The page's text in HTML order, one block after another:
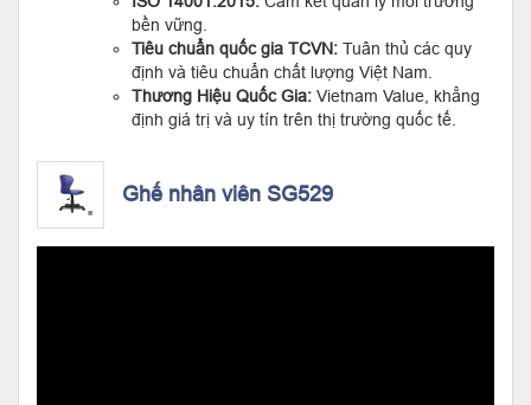
bền vững.
Tiêu chuẩn quốc gia TCVN: Tuân thủ các quy
định và tiêu chuẩn chất lượng Việt Nam.
Thương Hiệu Quốc Gia: Vietnam Value, khẳng
định giá trị và uy tín trên thị trường quốc tế.
Ghế nhân viên SG529